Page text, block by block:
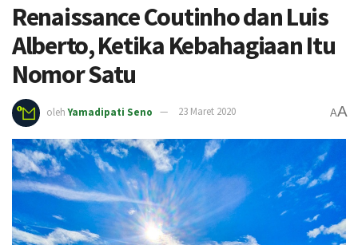
Renaissance Coutinho dan Luis
Alberto, Ketika Kebahagiaan Itu
Nomor Satu
oleh Yamadipati Seno 23 Maret 2020 AA